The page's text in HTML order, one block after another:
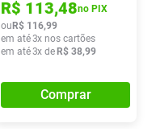
R$ 113,48no PIX
ou R$ 116,99
em até3x nos cartões
em até3x de R$ 38,99
Comprar